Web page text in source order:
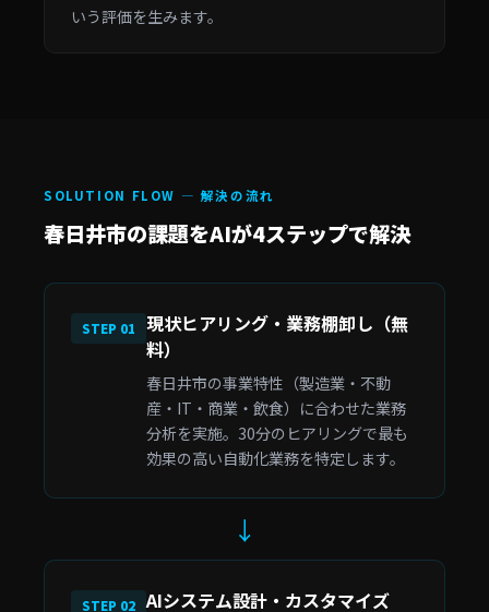
いう評価を生みます。
SOLUTION FLOW — 解決の流れ
春日井市の課題をAIが4ステップで解決
STEP 01
現状ヒアリング・業務棚卸し（無
料）
春日井市の事業特性（製造業・不動
産・IT・商業・飲食）に合わせた業務
分析を実施。30分のヒアリングで最も
効果の高い自動化業務を特定します。
↓
STEP 02 AIシステム設計・カスタマイズ